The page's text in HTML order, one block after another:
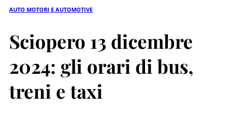
AUTO MOTORI E AUTOMOTIVE
Sciopero 13 dicembre
2024: gli orari di bus,
treni e taxi